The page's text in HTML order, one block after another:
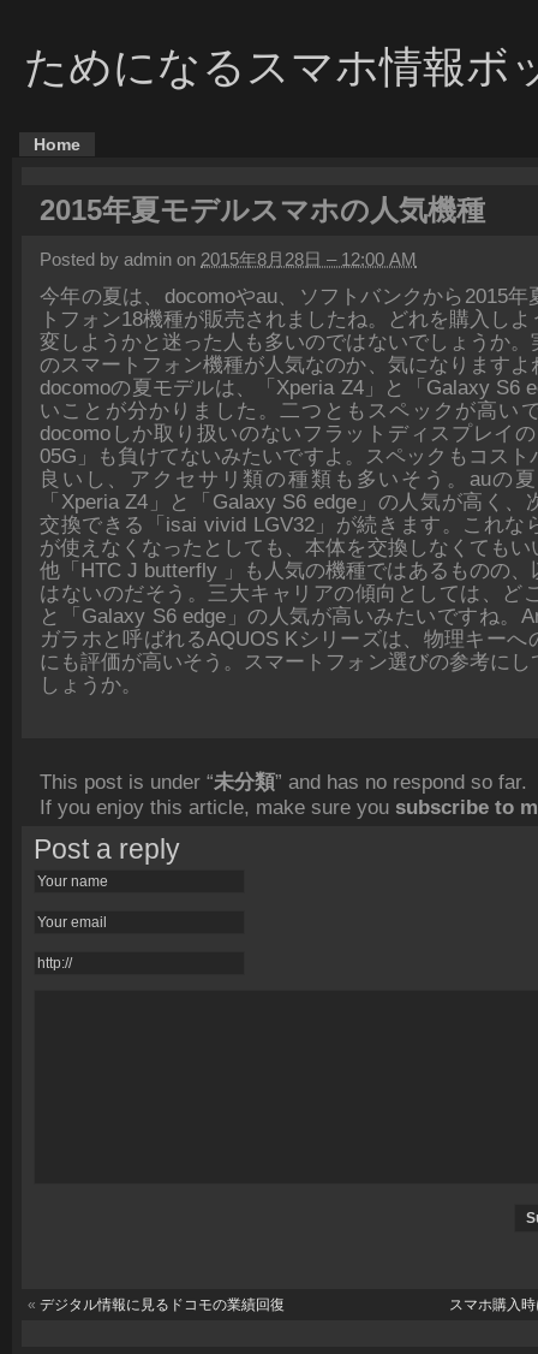
ためになるスマホ情報ボ
Home
2015年夏モデルスマホの人気機種
Posted by admin on 2015年8月28日 – 12:00 AM
今年の夏は、docomoやau、ソフトバンクから2015年
トフォン18機種が販売されましたね。どれを購入し
変しようかと迷った人も多いのではないでしょうか。
のスマートフォン機種が人気なのか、気になりますよ
docomoの夏モデルは、「Xperia Z4」と「Galaxy S6
いことが分かりました。二つともスペックが高い
docomoしか取り扱いのないフラットディスプレイ
05G」も負けてないみたいですよ。スペックもコスト
良いし、アクセサリ類の種類も多いそう。auの
「Xperia Z4」と「Galaxy S6 edge」の人気が高く、
交換できる「isai vivid LGV32」が続きます。これな
が使えなくなったとしても、本体を交換しなくても
他「HTC J butterfly 」も人気の機種ではあるものの、
はないのだそう。三大キャリアの傾向としては、ど
と「Galaxy S6 edge」の人気が高いみたいですね。
ガラホと呼ばれるAQUOS Kシリーズは、物理キーへ
にも評価が高いそう。スマートフォン選びの参考に
しょうか。
This post is under “未分類” and has no respond so far.
If you enjoy this article, make sure you subscribe to
Post a reply
« デジタル情報に見るドコモの業績回復 スマホ購入